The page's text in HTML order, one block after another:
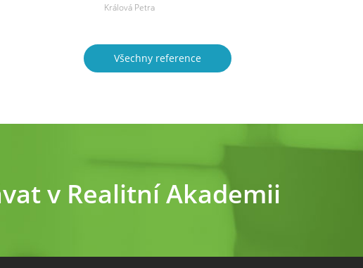
doporučit,neboť mi změnily pohled na
Králová Petra
Všechny reference
v Realitní Akademii